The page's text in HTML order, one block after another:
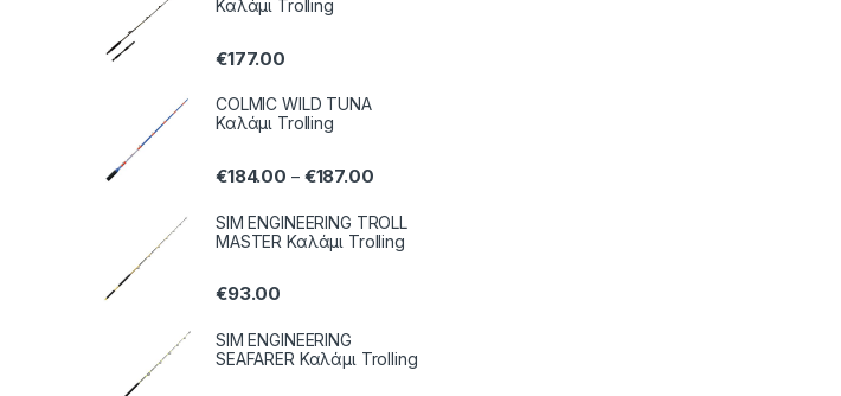
Καλάμι Trolling
€177.00
COLMIC WILD TUNA
Καλάμι Trolling
€184.00 – €187.00
SIM ENGINEERING TROLL
MASTER Καλάμι Trolling
€93.00
SIM ENGINEERING
SEAFARER Καλάμι Trolling